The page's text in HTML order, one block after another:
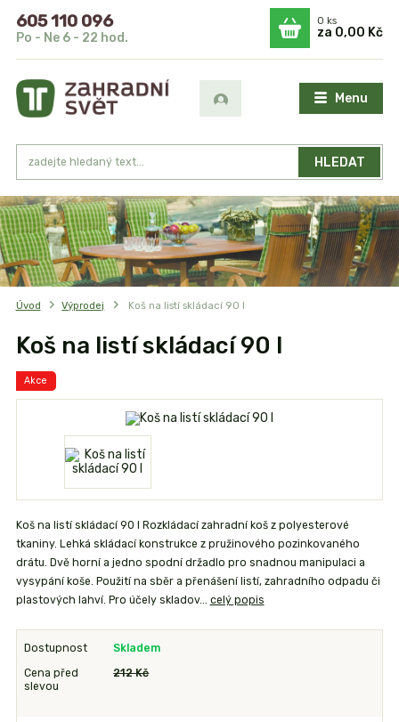
Menu
HLEDAT
605 110 096
Po - Ne 6 - 22 hod.
0ks
za 0,00 Kč
Úvod Výprodej Koš na listí skládací 90 l
Koš na listí skládací 90 l
Akce
Koš na listí skládací 90 l Rozkládací zahradní koš z polyesterové
tkaniny. Lehká skládací konstrukce z pružinového pozinkovaného
drátu. Dvě horní a jedno spodní držadlo pro snadnou manipulaci a
vysypání koše. Použití na sběr a přenášení listí, zahradního odpadu či
plastových lahví. Pro účely skladov... celý popis
Dostupnost Skladem
Cena před
slevou
212 Kč